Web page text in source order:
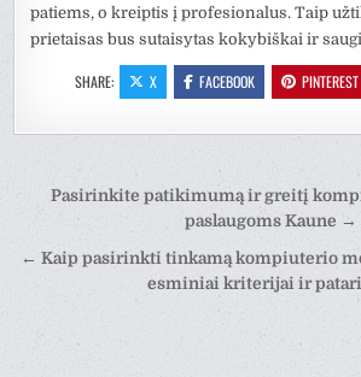
patiems, o kreiptis į profesionalus. Taip
prietaisas bus sutaisytas kokybiškai ir
SHARE: X FACEBOOK PINTEREST
Post
Pasirinkite patikimumą ir greitį
paslaugoms Kaune →
← Kaip pasirinkti tinkamą kompiuterio
esminiai kriterijai ir